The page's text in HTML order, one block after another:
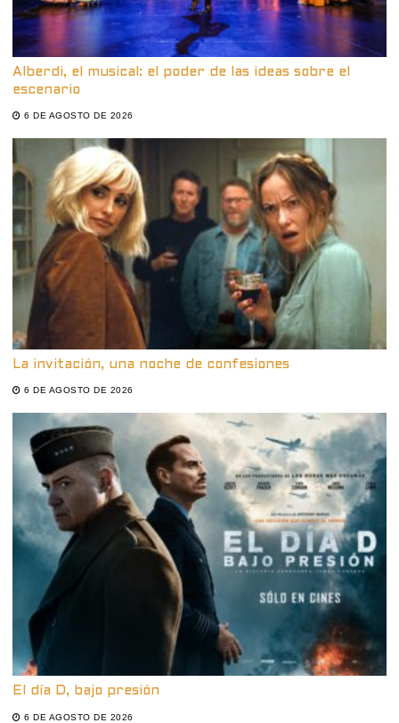
Alberdi, el musical: el poder de las ideas sobre el
escenario
6 DE AGOSTO DE 2026
La invitación, una noche de confesiones
6 DE AGOSTO DE 2026
El día D, bajo presión
6 DE AGOSTO DE 2026